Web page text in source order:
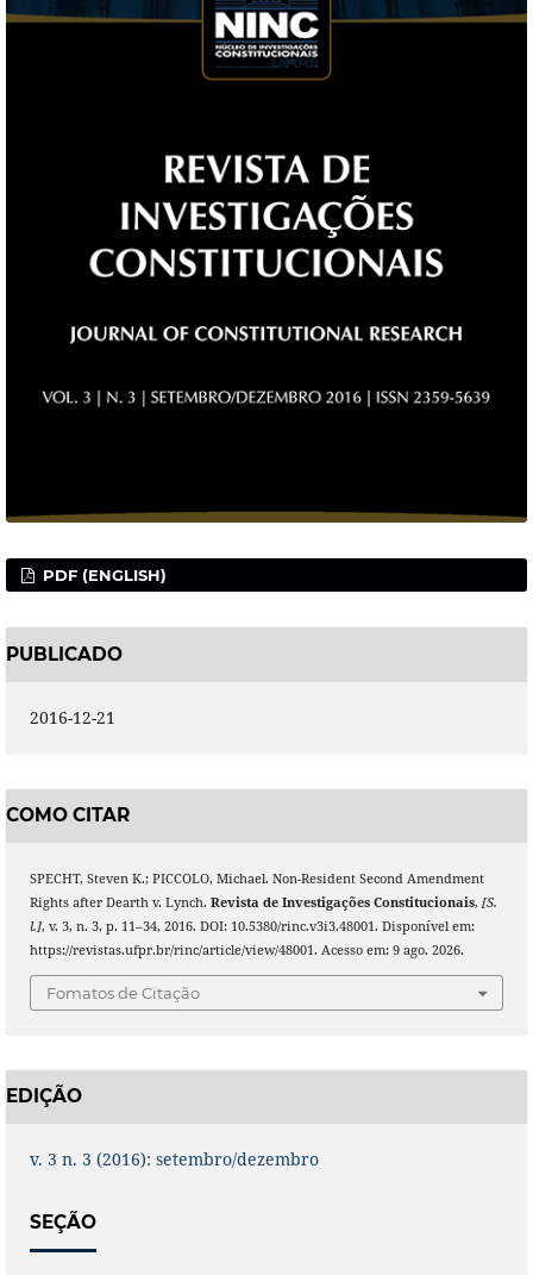
PDF (ENGLISH)
PUBLICADO
2016-12-21
COMO CITAR
SPECHT, Steven K.; PICCOLO, Michael. Non-Resident Second Amendment
Rights after Dearth v. Lynch. Revista de Investigações Constitucionais, [S.
l.], v. 3, n. 3, p. 11–34, 2016. DOI: 10.5380/rinc.v3i3.48001. Disponível em:
https://revistas.ufpr.br/rinc/article/view/48001. Acesso em: 9 ago. 2026.
Fomatos de Citação
EDIÇÃO
v. 3 n. 3 (2016): setembro/dezembro
SEÇÃO